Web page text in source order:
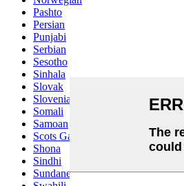
Pashto
Persian
Punjabi
Serbian
Sesotho
Sinhala
Slovak
Slovenian
Somali
Samoan
Scots Gaelic
Shona
Sindhi
Sundanese